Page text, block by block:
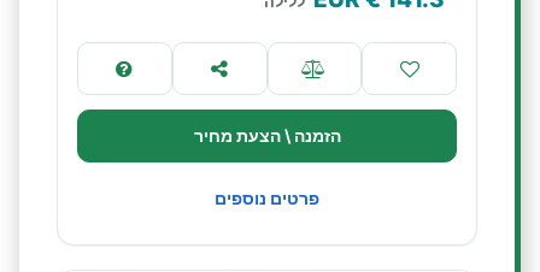
הזמנה \ הצעת מחיר
פרטים נוספים